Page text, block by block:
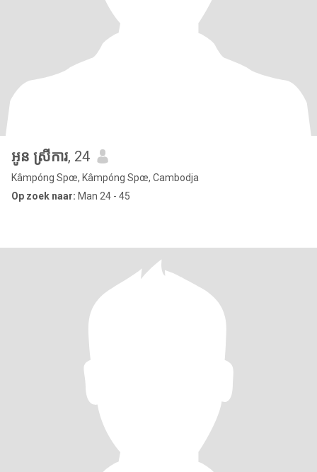
អូន ស្រីការ, 24
Kâmpóng Spœ, Kâmpóng Spœ, Cambodja
Op zoek naar: Man 24 - 45